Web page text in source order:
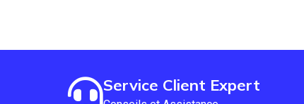
Service Client Expert